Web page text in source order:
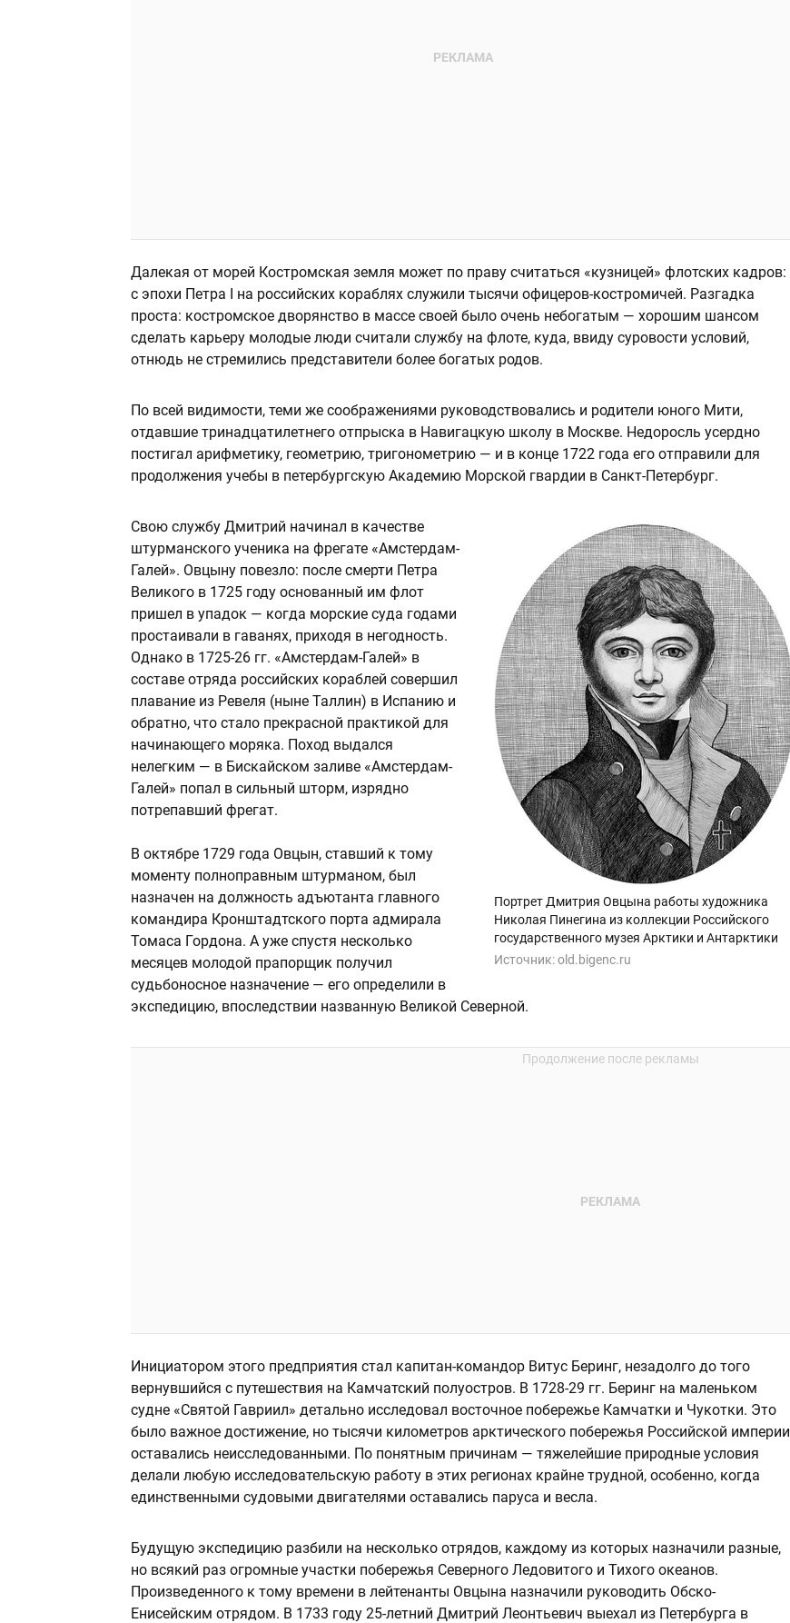
Далекая от морей Костромская земля может по праву считаться «кузницей» флотских кадров:
с эпохи Петра I на российских кораблях служили тысячи офицеров-костромичей. Разгадка
проста: костромское дворянство в массе своей было очень небогатым — хорошим шансом
сделать карьеру молодые люди считали службу на флоте, куда, ввиду суровости условий,
отнюдь не стремились представители более богатых родов.
По всей видимости, теми же соображениями руководствовались и родители юного Мити,
отдавшие тринадцатилетнего отпрыска в Навигацкую школу в Москве. Недоросль усердно
постигал арифметику, геометрию, тригонометрию — и в конце 1722 года его отправили для
продолжения учебы в петербургскую Академию Морской гвардии в Санкт-Петербург.
Портрет Дмитрия Овцына работы художника
Николая Пинегина из коллекции Российского
государственного музея Арктики и Антарктики
Источник:old.bigenc.ru
Свою службу Дмитрий начинал в качестве
штурманского ученика на фрегате «Амстердам-
Галей». Овцыну повезло: после смерти Петра
Великого в 1725 году основанный им флот
пришел в упадок — когда морские суда годами
простаивали в гаванях, приходя в негодность.
Однако в 1725-26 гг. «Амстердам-Галей» в
составе отряда российских кораблей совершил
плавание из Ревеля (ныне Таллин) в Испанию и
обратно, что стало прекрасной практикой для
начинающего моряка. Поход выдался
нелегким — в Бискайском заливе «Амстердам-
Галей» попал в сильный шторм, изрядно
потрепавший фрегат.
В октябре 1729 года Овцын, ставший к тому
моменту полноправным штурманом, был
назначен на должность адъютанта главного
командира Кронштадтского порта адмирала
Томаса Гордона. А уже спустя несколько
месяцев молодой прапорщик получил
судьбоносное назначение — его определили в
экспедицию, впоследствии названную Великой Северной.
Инициатором этого предприятия стал капитан-командор Витус Беринг, незадолго до того
вернувшийся с путешествия на Камчатский полуостров. В 1728-29 гг. Беринг на маленьком
судне «Святой Гавриил» детально исследовал восточное побережье Камчатки и Чукотки. Это
было важное достижение, но тысячи километров арктического побережья Российской империи
оставались неисследованными. По понятным причинам — тяжелейшие природные условия
делали любую исследовательскую работу в этих регионах крайне трудной, особенно, когда
единственными судовыми двигателями оставались паруса и весла.
Будущую экспедицию разбили на несколько отрядов, каждому из которых назначили разные,
но всякий раз огромные участки побережья Северного Ледовитого и Тихого океанов.
Произведенного к тому времени в лейтенанты Овцына назначили руководить Обско-
Енисейским отрядом. В 1733 году 25-летний Дмитрий Леонтьевич выехал из Петербурга в